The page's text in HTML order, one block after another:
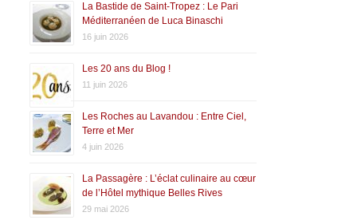
La Bastide de Saint-Tropez : Le Pari
Méditerranéen de Luca Binaschi
16 juin 2026
Les 20 ans du Blog !
11 juin 2026
Les Roches au Lavandou : Entre Ciel,
Terre et Mer
4 juin 2026
La Passagère : L’éclat culinaire au cœur
de l’Hôtel mythique Belles Rives
29 mai 2026